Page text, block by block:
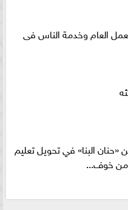
العام وخدمة الناس فى
البنا» في تحويل تعليم
من خوف...